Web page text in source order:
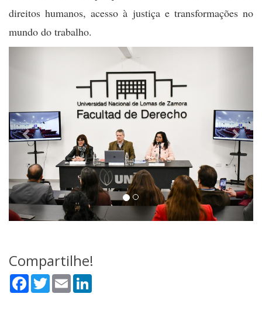
direitos humanos, acesso à justiça e transformações no
mundo do trabalho.
Compartilhe!
Facebook
TwitterEmail